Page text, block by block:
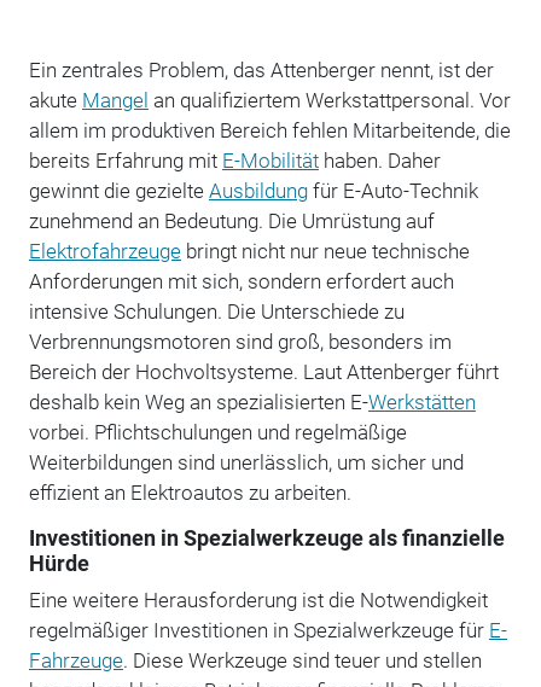
Ein zentrales Problem, das Attenberger nennt, ist der
akute Mangel an qualifiziertem Werkstattpersonal. Vor
allem im produktiven Bereich fehlen Mitarbeitende, die
bereits Erfahrung mit E-Mobilitäthaben. Daher
gewinnt die gezielte Ausbildungfür E-Auto-Technik
zunehmend an Bedeutung. Die Umrüstung auf
Elektrofahrzeugebringt nicht nur neue technische
Anforderungen mit sich, sondern erfordert auch
intensive Schulungen. Die Unterschiede zu
Verbrennungsmotoren sind groß, besonders im
Bereich der Hochvoltsysteme. Laut Attenberger führt
deshalb kein Weg an spezialisierten E-Werkstätten
vorbei. Pflichtschulungen und regelmäßige
Weiterbildungen sind unerlässlich, um sicher und
effizient an Elektroautos zu arbeiten.
Investitionen in Spezialwerkzeuge als finanzielle
Hürde
Eine weitere Herausforderung ist die Notwendigkeit
regelmäßiger Investitionen in Spezialwerkzeuge für E-
Fahrzeuge. Diese Werkzeuge sind teuer und stellen